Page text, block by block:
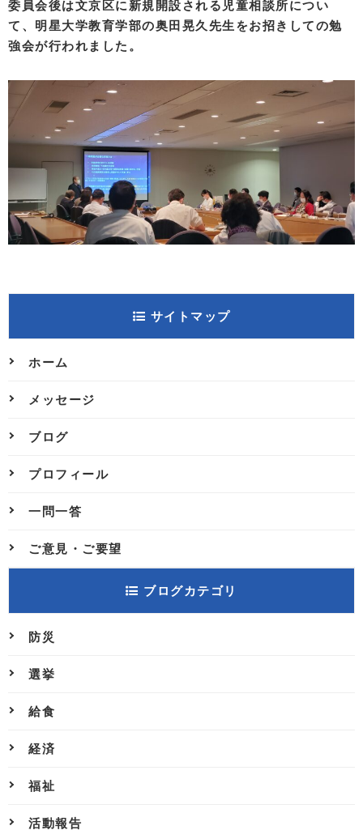
委員会後は文京区に新規開設される児童相談所につい
て、明星大学教育学部の奥田晃久先生をお招きしての勉
強会が行われました。
サイトマップ
ホーム
メッセージ
ブログ
プロフィール
一問一答
ご意見・ご要望
ブログカテゴリ
防災
選挙
給食
経済
福祉
活動報告